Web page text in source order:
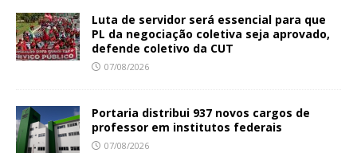
Luta de servidor será essencial para que
PL da negociação coletiva seja aprovado,
defende coletivo da CUT
07/08/2026
Portaria distribui 937 novos cargos de
professor em institutos federais
07/08/2026